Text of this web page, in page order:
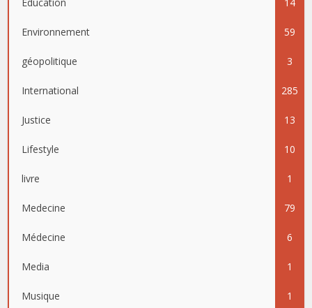
Environnement 59
géopolitique 3
International 285
Justice 13
Lifestyle 10
livre 1
Medecine 79
Médecine 6
Media 1
Musique 1